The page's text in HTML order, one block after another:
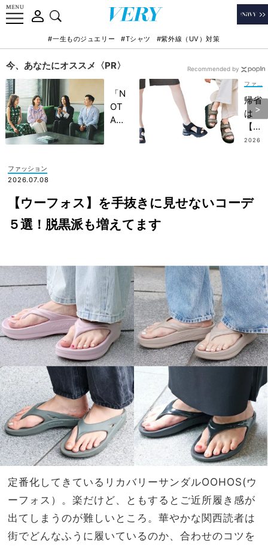
#一生ものジュエリー #Tシャツ #紫外線（UV）対策
今、あなたにオススメ〈PR〉
「N
OT
A
記憶
に一
生残
上の
家族
旅】
を
帰省
は
【ス
ポサ
ジュ
おす
すめ
コー
デ5
選
2026
Recommended by
ファッション
2026.07.08
【ウーフォス】を手抜きに見せないコーデ
５選！脱黒派も増えてます
定番化してきているリカバリーサンダルOOHOS(ウ
ーフォス）。楽だけど、ともするとご近所履き感が
出てしまうのが難しいところ。華やかな関西読者は
街でどんなふうに履いているのか、合わせのコツを